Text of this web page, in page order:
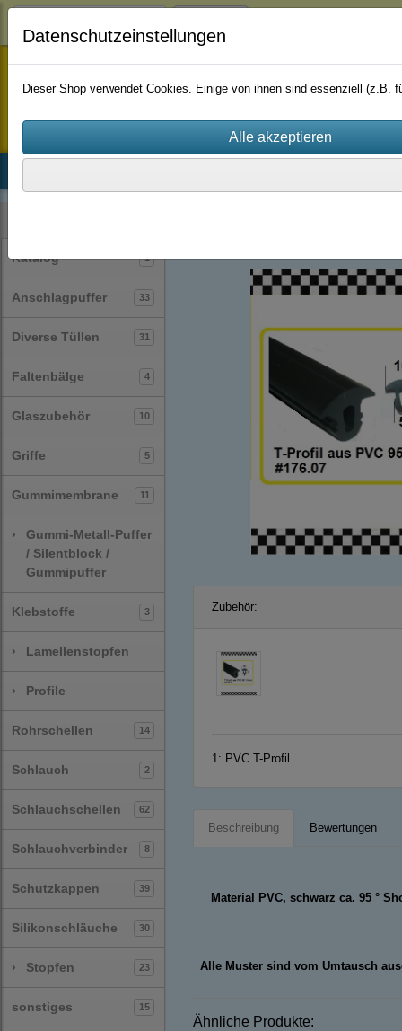
staufenbiel-berlin
Katalog 1
Anschlagpuffer 33
Diverse Tüllen 31
Faltenbälge 4
Glaszubehör 10
Griffe 5
Gummimembrane 11
›
Gummi-Metall-Puffer
/ Silentblock /
Gummipuffer
Klebstoffe 3
› Lamellenstopfen
› Profile
Rohrschellen 14
Schlauch 2
Schlauchschellen 62
Schlauchverbinder 8
Schutzkappen 39
Silikonschläuche 30
› Stopfen 23
sonstiges 15
Zubehör:
1: PVC T-Profil
Beschreibung Bewertungen
Material PVC, schwarz ca. 95 °
Alle Muster sind vom Umtausch
Ähnliche Produkte:
Datenschutzeinstellungen
Dieser Shop verwendet Cookies. Einige von ihnen sind essenziell (z.B.